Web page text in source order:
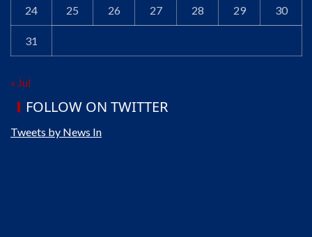
24 25 26 27 28 29 30
31
« Jul
FOLLOW ON TWITTER
Tweets by News In